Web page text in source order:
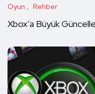
Oyun Rehber
Xbox’a Büyük